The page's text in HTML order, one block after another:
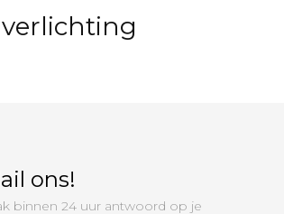
ons!
binnen 24 uur antwoord op je